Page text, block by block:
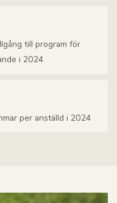
till program för
i 2024
per anställd i 2024